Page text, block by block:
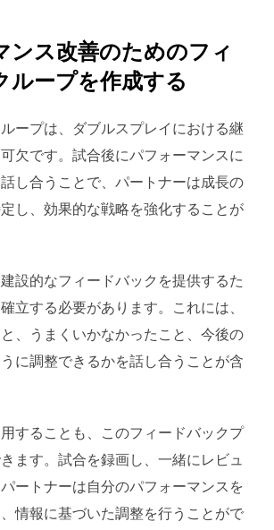
ンス改善のためのフィ
ループを作成する
ープは、ダブルスプレイにおける継
欠です。試合後にパフォーマンスに
し合うことで、パートナーは成長の
し、効果的な戦略を強化することが
設的なフィードバックを提供するた
立する必要があります。これには、
、うまくいかなかったこと、今後の
に調整できるかを話し合うことが含
することも、このフィードバックプ
ます。試合を録画し、一緒にレビュ
ートナーは自分のパフォーマンスを
情報に基づいた調整を行うことがで